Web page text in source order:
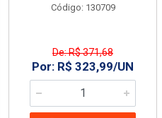
Código: 130709
De: R$ 371,68
Por: R$ 323,99/UN